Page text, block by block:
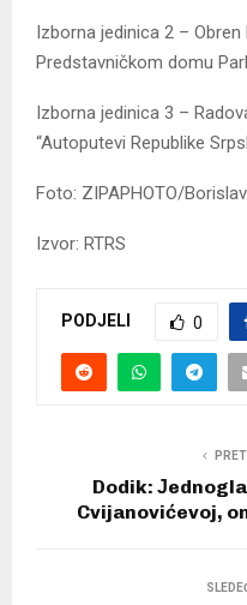
Izborna jedinica 2 –
Predstavničkom domu
Izborna jedinica 3 –
“Autoputevi Republike
Foto: ZIPAPHOTO/
Izvor: RTRS
PODJELI 0
Dodik:
Cvijanovićevoj,